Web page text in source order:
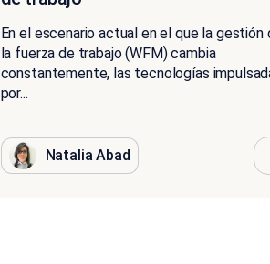
En el escenario actual en el que la gestión
la fuerza de trabajo (WFM) cambia
constantemente, las tecnologías
por...
Natalia Abad